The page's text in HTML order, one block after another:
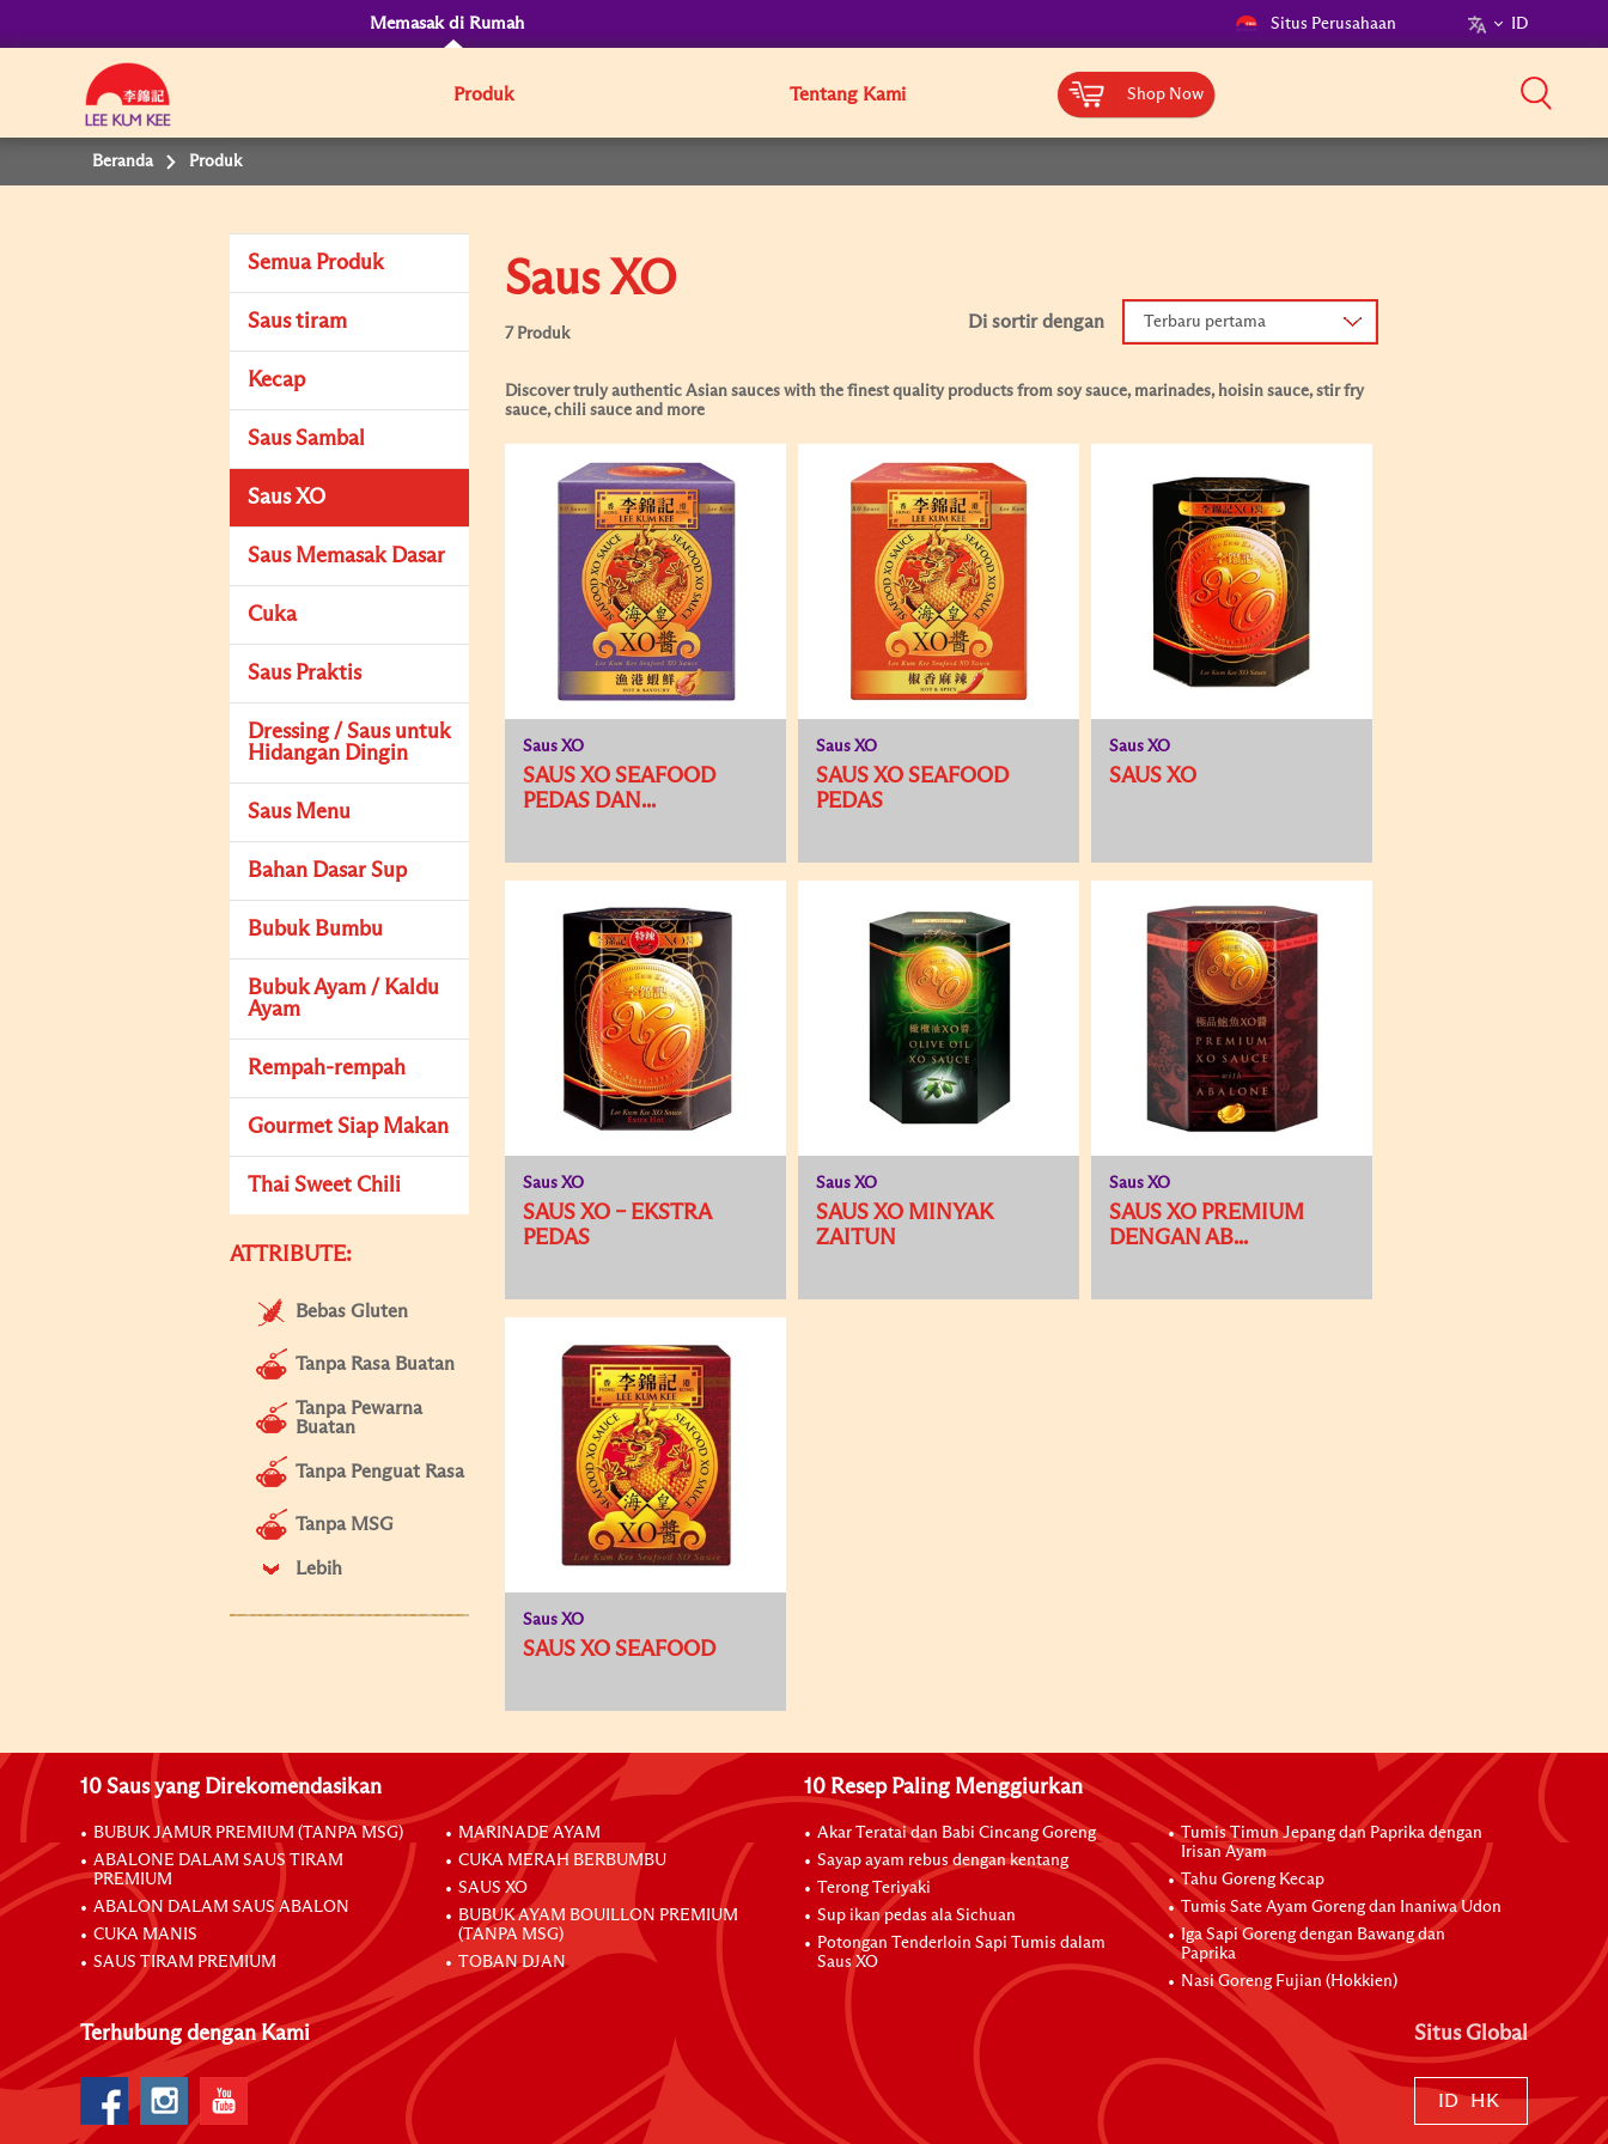
Memasak di Rumah Situs Perusahaan ID
Produk Tentang Kami Shop Now
Beranda Produk
Semua Produk
Saus tiram
Kecap
Saus Sambal
Saus XO
Saus Memasak Dasar
Cuka
Saus Praktis
Dressing / Saus untuk
Hidangan Dingin
Saus Menu
Bahan Dasar Sup
Bubuk Bumbu
Bubuk Ayam / Kaldu
Ayam
Rempah-rempah
Gourmet Siap Makan
Thai Sweet Chili
ATTRIBUTE:
Bebas Gluten
Tanpa Rasa Buatan
Tanpa Pewarna
Buatan
Tanpa Penguat Rasa
Tanpa MSG
Lebih
Saus XO
7 Produk
Di sortir dengan Terbaru pertama
Discover truly authentic Asian sauces with the finest quality products from soy sauce, marinades, hoisin sauce, stir fry
sauce, chili sauce and more
Saus XO
SAUS XO SEAFOOD
PEDAS DAN...
Saus XO
SAUS XO SEAFOOD
PEDAS
Saus XO
SAUS XO
Saus XO
SAUS XO – EKSTRA
PEDAS
Saus XO
SAUS XO MINYAK
ZAITUN
Saus XO
SAUS XO PREMIUM
DENGAN AB...
Saus XO
SAUS XO SEAFOOD
10 Saus yang Direkomendasikan
BUBUK JAMUR PREMIUM (TANPA MSG)
ABALONE DALAM SAUS TIRAM
PREMIUM
ABALON DALAM SAUS ABALON
CUKA MANIS
SAUS TIRAM PREMIUM
MARINADE AYAM
CUKA MERAH BERBUMBU
SAUS XO
BUBUK AYAM BOUILLON PREMIUM
(TANPA MSG)
TOBAN DJAN
10 Resep Paling Menggiurkan
Akar Teratai dan Babi Cincang Goreng
Sayap ayam rebus dengan kentang
Terong Teriyaki
Sup ikan pedas ala Sichuan
Potongan Tenderloin Sapi Tumis dalam
Saus XO
Tumis Timun Jepang dan Paprika dengan
Irisan Ayam
Tahu Goreng Kecap
Tumis Sate Ayam Goreng dan Inaniwa Udon
Iga Sapi Goreng dengan Bawang dan
Paprika
Nasi Goreng Fujian (Hokkien)
Terhubung dengan Kami Situs Global
ID HK